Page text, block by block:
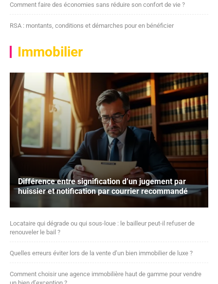
Comment faire des économies sans réduire son confort de vie ?
RSA : montants, conditions et démarches pour en bénéficier
Immobilier
Différence entre signification d’un jugement par
huissier et notification par courrier recommandé
Locataire qui dégrade ou qui sous-loue : le bailleur peut-il refuser de
renouveler le bail ?
Quelles erreurs éviter lors de la vente d’un bien immobilier de luxe ?
Comment choisir une agence immobilière haut de gamme pour vendre